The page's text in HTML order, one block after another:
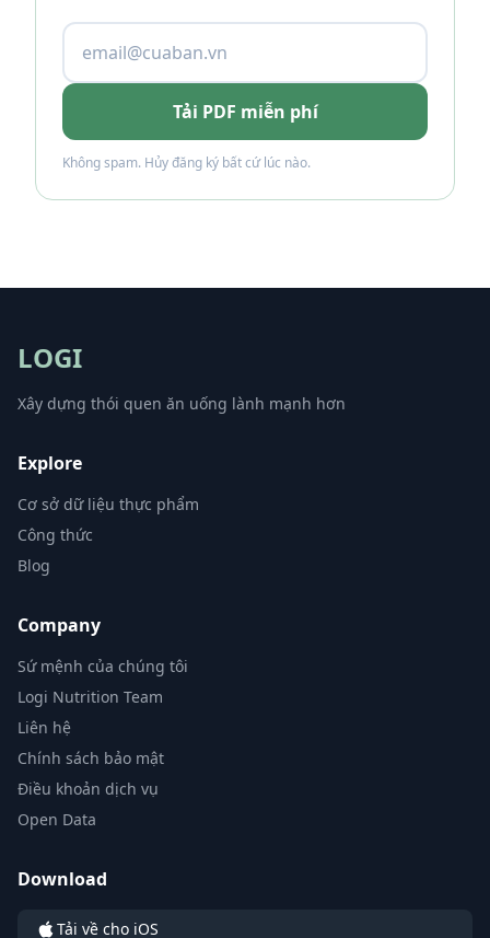
Tải PDF miễn phí
Không spam. Hủy đăng ký bất cứ lúc nào.
LOGI
Xây dựng thói quen ăn uống lành mạnh hơn
Explore
Cơ sở dữ liệu thực phẩm
Công thức
Blog
Company
Sứ mệnh của chúng tôi
Logi Nutrition Team
Liên hệ
Chính sách bảo mật
Điều khoản dịch vụ
Open Data
Download
Tải về cho iOS